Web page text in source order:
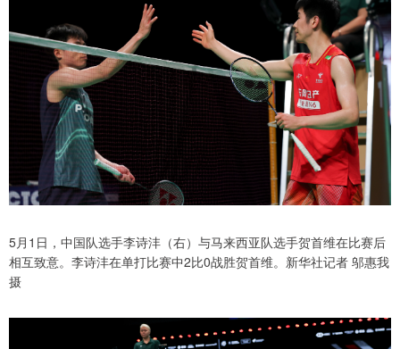
5月1日，中国队选手李诗沣（右）与马来西亚队选手贺首维在比赛后
相互致意。李诗沣在单打比赛中2比0战胜贺首维。新华社记者 邬惠我
摄